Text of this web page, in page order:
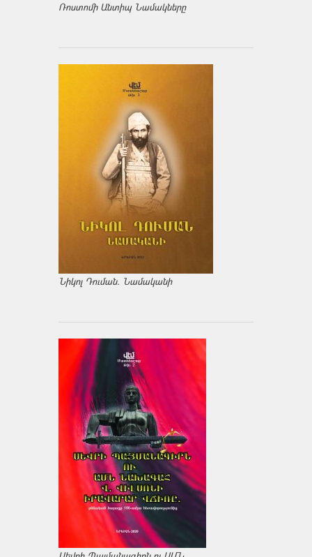
Ռոստոմի Անտիպ Նամակները
Նիկոլ Դուման. Նամականի